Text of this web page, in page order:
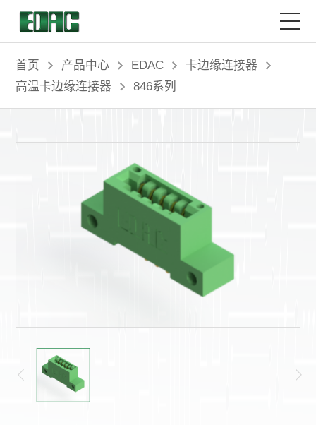
首页
产品中心
首页 产品中心 EDAC
卡边缘连接器
高温卡边缘连接器
846系列